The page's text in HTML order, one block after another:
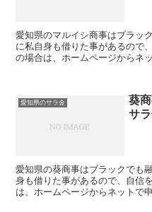
愛知県のマルイシ商事はブラッ
に私自身も借りた事があるので
の場合は、ホームページからネ
愛知県のサラ金
葵
サ
愛知県の葵商事はブラックでも
身も借りた事があるので、自信
は、ホームページからネットで